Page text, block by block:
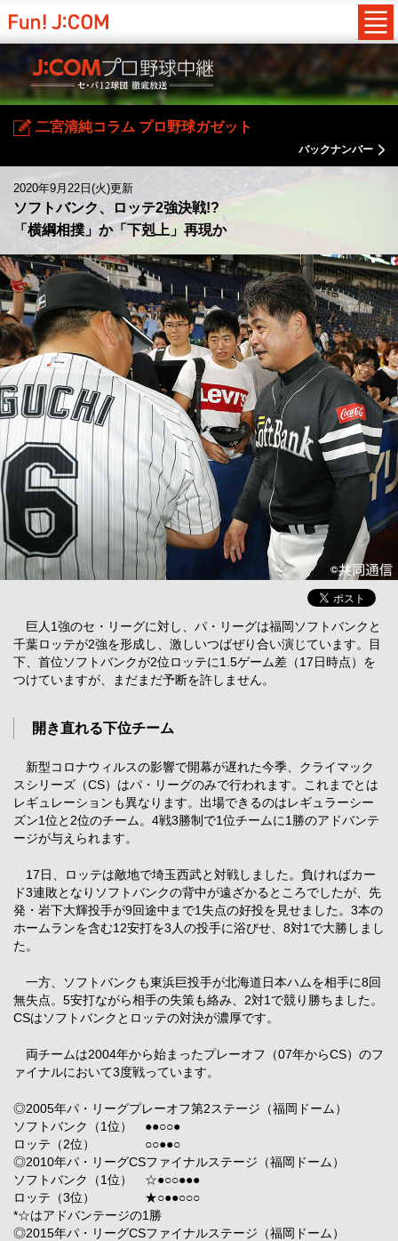
二宮清純コラム プロ野球ガゼット
バックナンバー
2020年9月22日(火)更新
ソフトバンク、ロッテ2強決戦!?
「横綱相撲」か「下剋上」再現か
巨人1強のセ・リーグに対し、パ・リーグは福岡ソフトバンクと
千葉ロッテが2強を形成し、激しいつばぜり合い演じています。目
下、首位ソフトバンクが2位ロッテに1.5ゲーム差（17日時点）を
つけていますが、まだまだ予断を許しません。
開き直れる下位チーム
新型コロナウィルスの影響で開幕が遅れた今季、クライマック
スシリーズ（CS）はパ・リーグのみで行われます。これまでとは
レギュレーションも異なります。出場できるのはレギュラーシー
ズン1位と2位のチーム。4戦3勝制で1位チームに1勝のアドバンテ
ージが与えられます。
17日、ロッテは敵地で埼玉西武と対戦しました。負ければカー
ド3連敗となりソフトバンクの背中が遠ざかるところでしたが、先
発・岩下大輝投手が9回途中まで1失点の好投を見せました。3本の
ホームランを含む12安打を3人の投手に浴びせ、8対1で大勝しまし
た。
一方、ソフトバンクも東浜巨投手が北海道日本ハムを相手に8回
無失点。5安打ながら相手の失策も絡み、2対1で競り勝ちました。
CSはソフトバンクとロッテの対決が濃厚です。
両チームは2004年から始まったプレーオフ（07年からCS）のフ
ァイナルにおいて3度戦っています。
◎2005年パ・リーグプレーオフ第2ステージ（福岡ドーム）
ソフトバンク（1位） ●●○○●
ロッテ（2位） ○○●●○
◎2010年パ・リーグCSファイナルステージ（福岡ドーム）
ソフトバンク（1位） ☆●○○●●●
ロッテ（3位） ★○●●○○○
*☆はアドバンテージの1勝
◎2015年パ・リーグCSファイナルステージ（福岡ドーム）